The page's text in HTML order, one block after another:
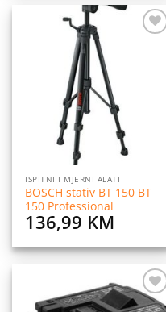
ISPITNI I MJERNI ALATI
BOSCH stativ BT 150 BT
150 Professional
136,99 KM
Dodaj